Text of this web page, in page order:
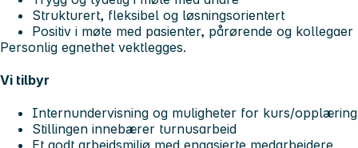
Strukturert, fleksibel og løsningsorientert
Positiv i møte med pasienter, pårørende og kollegaer
Personlig egnethet vektlegges.
Vi tilbyr
Internundervisning og muligheter for kurs/opplæring
Stillingen innebærer turnusarbeid